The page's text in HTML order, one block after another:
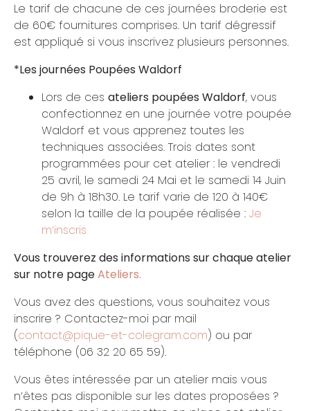
Le tarif de chacune de ces journées broderie est
de 60€ fournitures comprises. Un tarif dégressif
est appliqué si vous inscrivez plusieurs personnes.
*Les journées Poupées Waldorf
Lors de ces ateliers poupées Waldorf, vous
confectionnez en une journée votre poupée
Waldorf et vous apprenez toutes les
techniques associées. Trois dates sont
programmées pour cet atelier : le vendredi
25 avril, le samedi 24 Mai et le samedi 14 Juin
de 9h à 18h30. Le tarif varie de 120 à 140€
selon la taille de la poupée réalisée : Je
m’inscris
Vous trouverez des informations sur chaque atelier
sur notre pageAteliers.
Vous avez des questions, vous souhaitez vous
inscrire ? Contactez-moi par mail
(contact@pique-et-colegram.com) ou par
téléphone (06 32 20 65 59).
Vous êtes intéressée par un atelier mais vous
n’êtes pas disponible sur les dates proposées ?